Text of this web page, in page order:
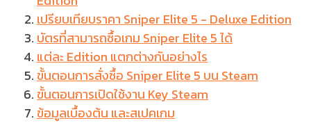
เปรียบเทียบราคา Sniper Elite 5 - Deluxe Edition
บัตรที่สามารถซื้อเกม Sniper Elite 5 ได้
แต่ละ Edition แตกต่างกันอย่างไร
ขั้นตอนการสั่งซื้อ Sniper Elite 5 บน Steam
ขั้นตอนการเปิดใช้งาน Key Steam
ข้อมูลเบื้องต้น และสเปคเกม